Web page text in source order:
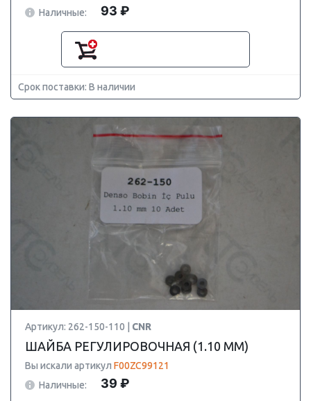
Наличные:
93 ₽
Срок поставки: В наличии
Артикул: 262-150-110 | CNR
ШАЙБА РЕГУЛИРОВОЧНАЯ (1.10 MM)
Вы искали артикул F00ZC99121
Наличные:
39 ₽